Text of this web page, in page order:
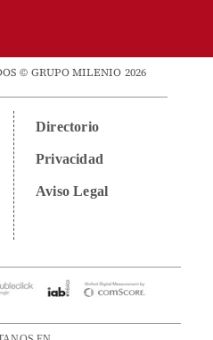
© GRUPO MILENIO 2026
Directorio
Privacidad
Aviso Legal